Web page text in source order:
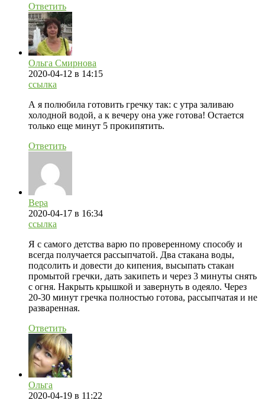
Ответить
Ольга Смирнова
2020-04-12 в 14:15
ссылка
А я полюбила готовить гречку так: с утра заливаю
холодной водой, а к вечеру она уже готова! Остается
только еще минут 5 прокипятить.
Ответить
Вера
2020-04-17 в 16:34
ссылка
Я с самого детства варю по проверенному способу и
всегда получается рассыпчатой. Два стакана воды,
подсолить и довести до кипения, высыпать стакан
промытой гречки, дать закипеть и через 3 минуты снять
с огня. Накрыть крышкой и завернуть в одеяло. Через
20-30 минут гречка полностью готова, рассыпчатая и не
разваренная.
Ответить
Ольга
2020-04-19 в 11:22